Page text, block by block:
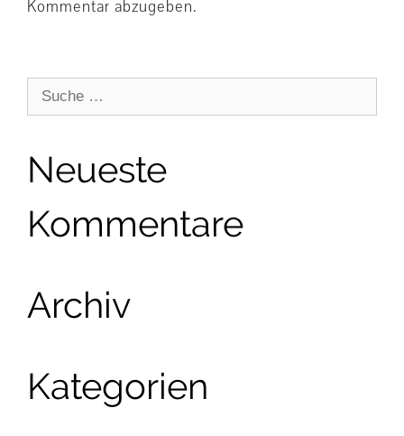
Kommentar abzugeben.
Suche
nach:
Neueste
Kommentare
Archiv
Kategorien